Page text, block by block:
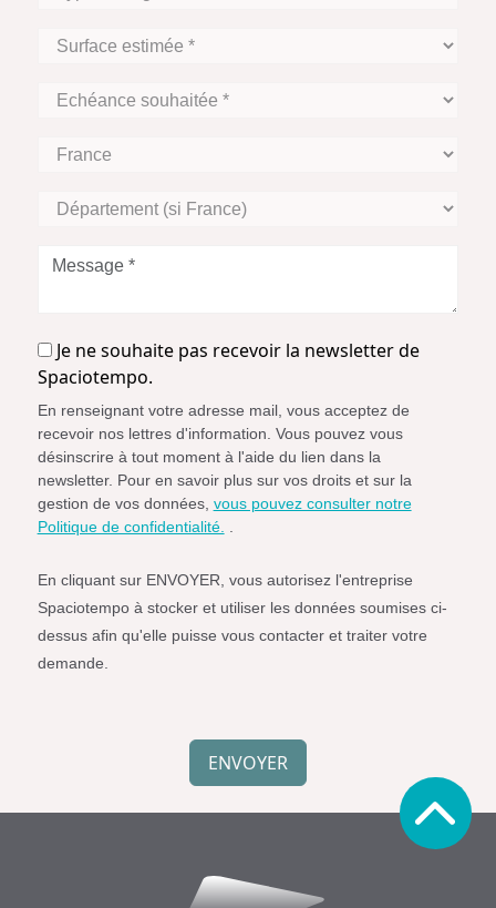
Surface
Echéance
Zone
Département
France)
Message
Je
ne
pas
recevoir
la
newsletter
de
Je ne souhaite pas recevoir la newsletter de
Spaciotempo.
En renseignant votre adresse mail, vous acceptez de
recevoir nos lettres d'information. Vous pouvez vous
désinscrire à tout moment à l'aide du lien dans la
newsletter. Pour en savoir plus sur vos droits et sur la
gestion de vos données, vous pouvez consulter notre
Politique de confidentialité. .
En cliquant sur ENVOYER, vous autorisez l'entreprise
Spaciotempo à stocker et utiliser les données soumises ci-
dessus afin qu'elle puisse vous contacter et traiter votre
demande.
ENVOYER